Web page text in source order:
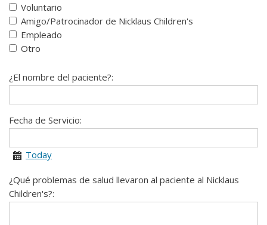
Voluntario
Amigo/Patrocinador de Nicklaus Children's
Empleado
Otro
¿El nombre del paciente?:
Fecha de Servicio:
Calendar
Today
¿Qué problemas de salud llevaron al paciente al Nicklaus
Children's?: